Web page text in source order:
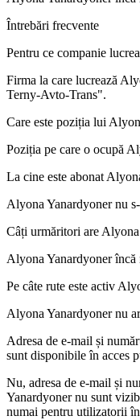
Întrebări frecvente
Pentru ce companie
Firma la care lucrează
Terny-Avto-Trans".
Care este poziția lui
Poziția pe care o ocupă
La cine este abonat
Alyona Yanardyoner nu
Câți urmăritori areAlyona
Alyona Yanardyoner încă
Pe câte rute este activ
Alyona Yanardyoner nu
Adresa de e-mail și
sunt disponibile în acces
Nu, adresa de e-mail și
Yanardyoner nu sunt
numai pentru utilizatorii